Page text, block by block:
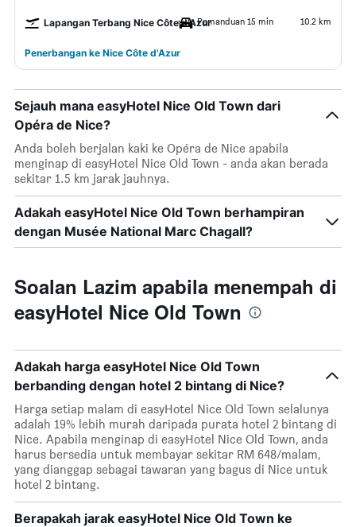
Lapangan Terbang Nice Côte d'AzurPemanduan 15 min 10.2 km
Penerbangan ke Nice Côte d'Azur
Sejauh mana easyHotel Nice Old Town dari
Opéra de Nice?
Anda boleh berjalan kaki ke Opéra de Nice apabila
menginap di easyHotel Nice Old Town - anda akan berada
sekitar 1.5 km jarak jauhnya.
Adakah easyHotel Nice Old Town berhampiran
dengan Musée National Marc Chagall?
Soalan Lazim apabila menempah di
easyHotel Nice Old Town
Adakah harga easyHotel Nice Old Town
berbanding dengan hotel 2 bintang di Nice?
Harga setiap malam di easyHotel Nice Old Town selalunya
adalah 19% lebih murah daripada purata hotel 2 bintang di
Nice. Apabila menginap di easyHotel Nice Old Town, anda
harus bersedia untuk membayar sekitar RM 648/malam,
yang dianggap sebagai tawaran yang bagus di Nice untuk
hotel 2 bintang.
Berapakah jarak easyHotel Nice Old Town ke